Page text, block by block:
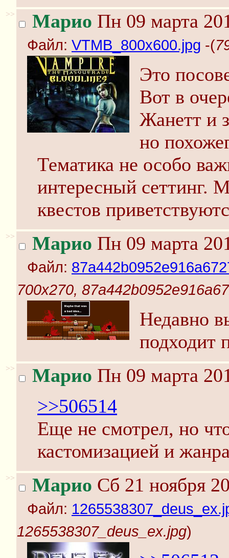
>> Марио Пн 09 марта
Файл: VTMB_800x600.jpg -(
Это
Вот в
Жанетт и
но
Тематика не особо
интересный сеттинг.
квестов
>> Марио Пн 09 марта
Файл:
700x270,
Недавно
подходит
>> Марио Пн 09 марта
>>506514
Еще не смотрел, но
кастомизацией и
>> Марио Сб 21 ноября
Файл:
1265538307_deus_ex.jpg)